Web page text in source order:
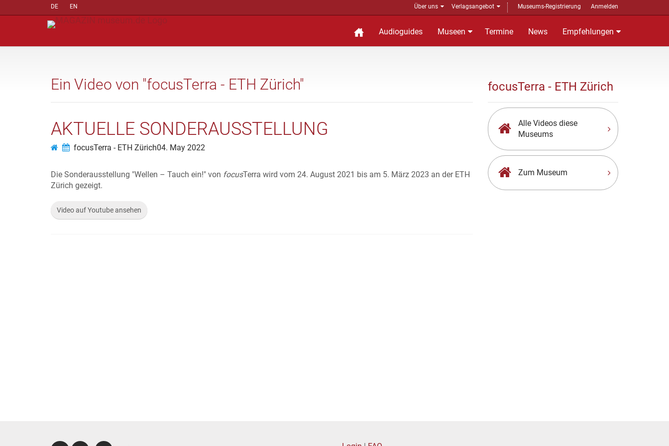
DE EN Über uns Verlagsangebot Museums-Registrierung Anmelden
Audioguides Museen Termine News Empfehlungen
Ein Video von "focusTerra - ETH Zürich"
AKTUELLE SONDERAUSSTELLUNG
focusTerra - ETH Zürich04. May 2022
Die Sonderausstellung "Wellen – Tauch ein!" von focusTerra wird vom 24. August 2021 bis am 5. März 2023 an der ETH
Zürich gezeigt.
Video auf Youtube ansehen
focusTerra - ETH Zürich
Alle Videos diese
Museums
Zum Museum